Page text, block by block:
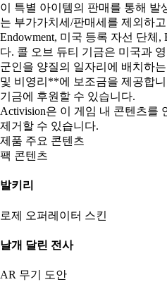
이 특별 아이템의 판매를 통해 발
는 부가가치세/판매세를 제외하
Endowment, 미국 등록 자선 단체,
다. 콜 오브 듀티 기금은 미국과
군인을 양질의 일자리에 배치하
및 비영리**에 보조금을 제공합
기금에 후원할 수 있습니다.
Activision은 이 게임 내 콘텐츠를
제거할 수 있습니다.
제품 주요 콘텐츠
팩 콘텐츠
발키리
로제 오퍼레이터 스킨
날개 달린 전사
AR 무기 도안